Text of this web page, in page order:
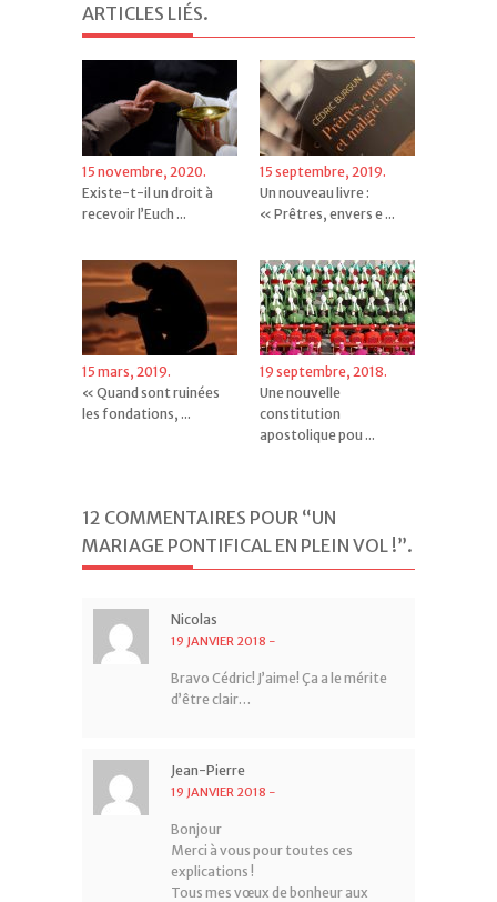
ARTICLES LIÉS.
15 novembre, 2020.
Existe-t-il un droit à
recevoir l’Euch ...
15 septembre, 2019.
Un nouveau livre :
« Prêtres, envers e ...
15 mars, 2019.
« Quand sont ruinées
les fondations, ...
19 septembre, 2018.
Une nouvelle
constitution
apostolique pou ...
12 COMMENTAIRES POUR “UN
MARIAGE PONTIFICAL EN PLEIN VOL !”.
Nicolas
19 JANVIER 2018 -
Bravo Cédric! J’aime! Ça a le mérite
d’être clair…
Jean-Pierre
19 JANVIER 2018 -
Bonjour
Merci à vous pour toutes ces
explications !
Tous mes vœux de bonheur aux